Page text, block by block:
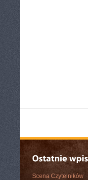
Scena Czytelników